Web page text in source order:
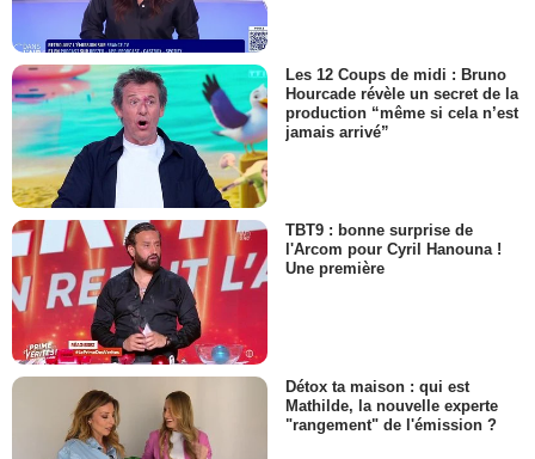
Les 12 Coups de midi : Bruno
Hourcade révèle un secret de la
production “même si cela n’est
jamais arrivé”
TBT9 : bonne surprise de
l'Arcom pour Cyril Hanouna !
Une première
Détox ta maison : qui est
Mathilde, la nouvelle experte
"rangement" de l'émission ?